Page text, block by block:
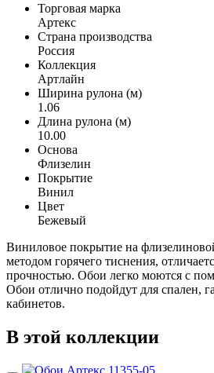
Торговая марка
Артекс
Страна производства
Россия
Коллекция
Артлайн
Ширина рулона (м)
1.06
Длина рулона (м)
10.00
Основа
Флизелин
Покрытие
Винил
Цвет
Бежевый
Виниловое покрытие на
методом горячего тиснения,
прочностью. Обои легко моются с
Обои отлично подойдут для спален,
кабинетов.
В этой коллекции